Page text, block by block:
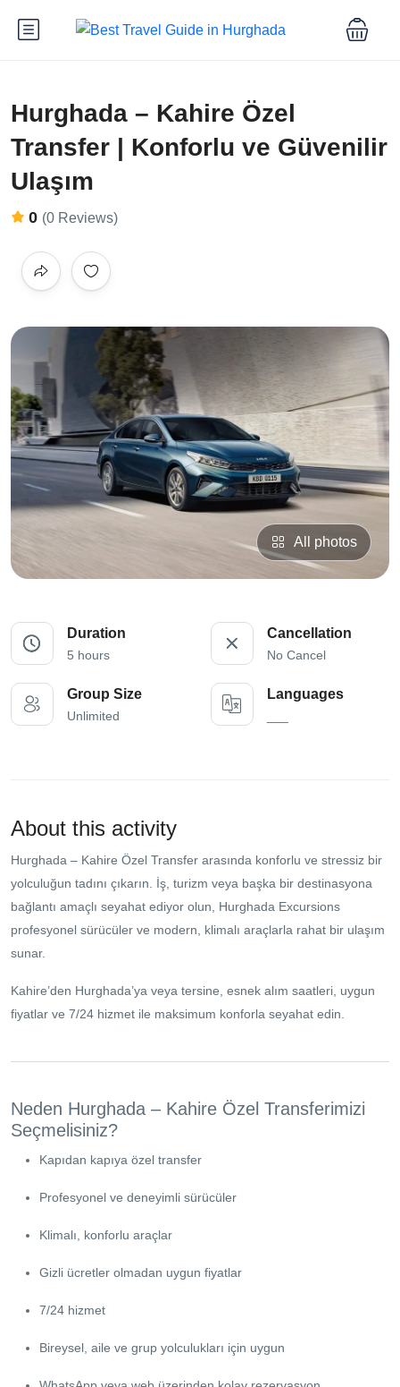
Hurghada – Kahire Özel
Transfer | Konforlu ve Güvenilir
Ulaşım
0 (0 Reviews)
All photos
Duration
5 hours
Cancellation
No Cancel
Group Size
Unlimited
Languages
About this activity
Hurghada – Kahire Özel Transfer arasında konforlu ve stressiz bir
yolculuğun tadını çıkarın. İş, turizm veya başka bir destinasyona
bağlantı amaçlı seyahat ediyor olun, Hurghada Excursions
profesyonel sürücüler ve modern, klimalı araçlarla rahat bir ulaşım
sunar.
Kahire’den Hurghada’ya veya tersine, esnek alım saatleri, uygun
fiyatlar ve 7/24 hizmet ile maksimum konforla seyahat edin.
Neden Hurghada – Kahire Özel Transferimizi
Seçmelisiniz?
Kapıdan kapıya özel transfer
Profesyonel ve deneyimli sürücüler
Klimalı, konforlu araçlar
Gizli ücretler olmadan uygun fiyatlar
7/24 hizmet
Bireysel, aile ve grup yolculukları için uygun